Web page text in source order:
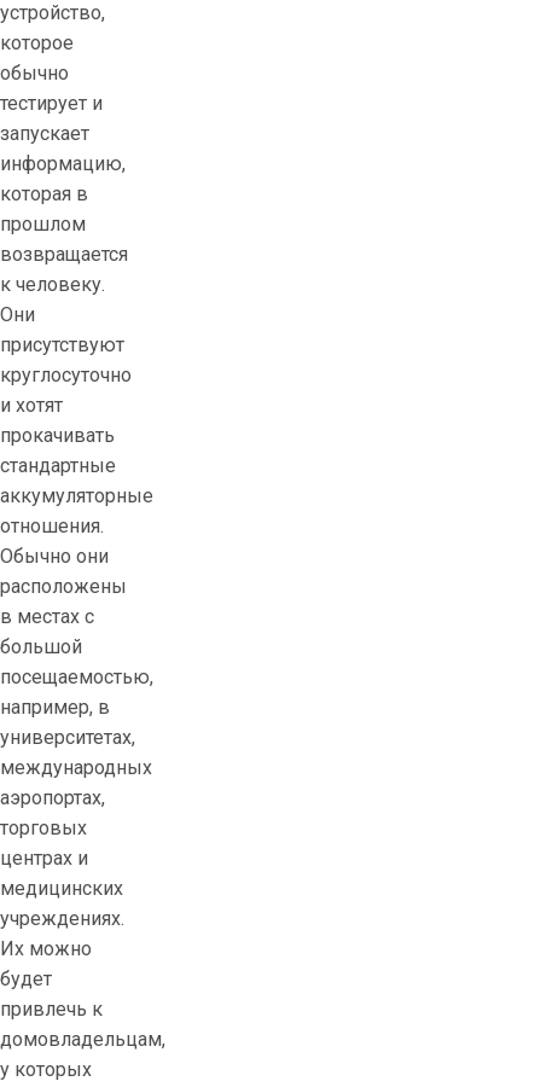
устройство,
которое
обычно
тестирует и
запускает
информацию,
которая в
прошлом
возвращается
к человеку.
Они
присутствуют
круглосуточно
и хотят
прокачивать
стандартные
аккумуляторные
отношения.
Обычно они
расположены
в местах с
большой
посещаемостью,
например, в
университетах,
международных
аэропортах,
торговых
центрах и
медицинских
учреждениях.
Их можно
будет
привлечь к
домовладельцам,
у которых